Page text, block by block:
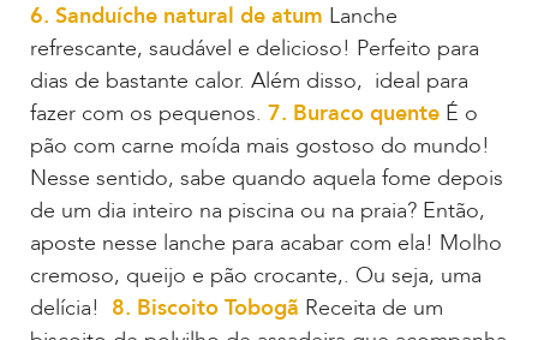
6. Sanduíche natural de atum Lanche
refrescante, saudável e delicioso! Perfeito para
dias de bastante calor. Além disso, ideal para
fazer com os pequenos. 7. Buraco quente É o
pão com carne moída mais gostoso do mundo!
Nesse sentido, sabe quando aquela fome depois
de um dia inteiro na piscina ou na praia? Então,
aposte nesse lanche para acabar com ela! Molho
cremoso, queijo e pão crocante,. Ou seja, uma
delícia! 8. Biscoito Tobogã Receita de um